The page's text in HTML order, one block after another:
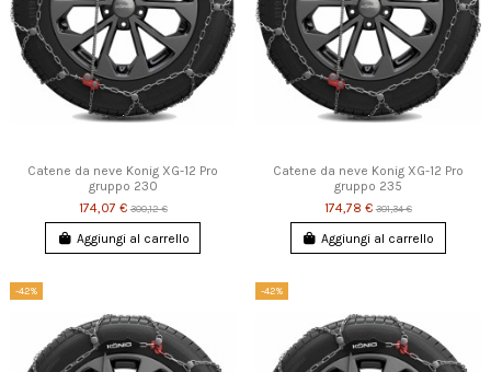
Catene da neve Konig XG-12 Pro
gruppo 230
174,07 €300,12 €
Aggiungi al carrello
Catene da neve Konig XG-12 Pro
gruppo 235
174,78 €301,34 €
Aggiungi al carrello
-42% -42%